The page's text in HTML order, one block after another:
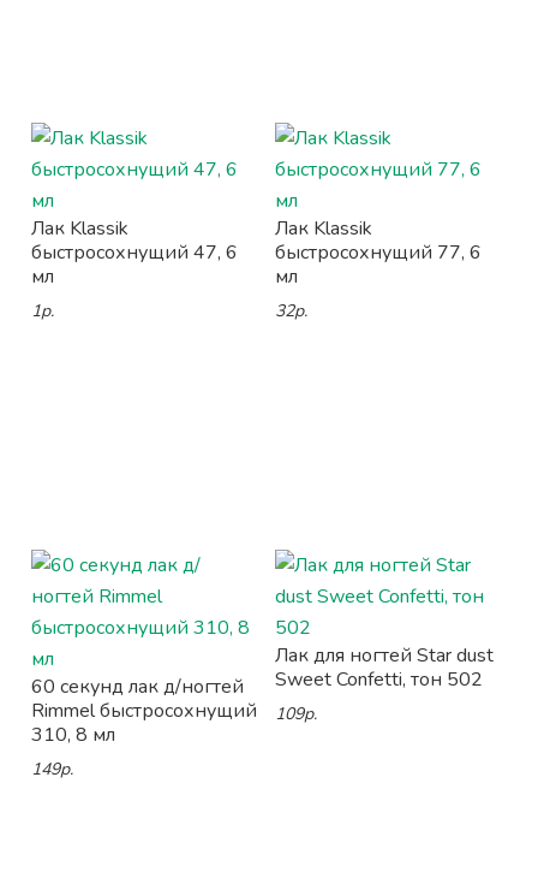
Лак Klassik
быстросохнущий 47, 6
мл
1р.
Лак Klassik
быстросохнущий 77, 6
мл
32р.
60 секунд лак д/ногтей
Rimmel быстросохнущий
310, 8 мл
149р.
Лак для ногтей Star dust
Sweet Confetti, тон 502
109р.